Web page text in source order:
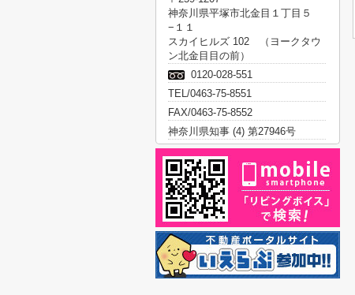
神奈川県平塚市北金目１丁目５
−１１
スカイヒルズ 102 （ヨークタウ
ン北金目目の前）
0120-028-551
TEL/0463-75-8551
FAX/0463-75-8552
神奈川県知事 (4) 第27946号